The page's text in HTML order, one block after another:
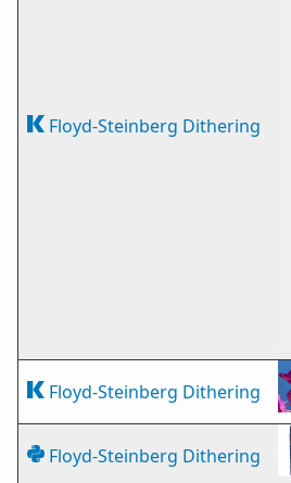
Floyd-Steinberg Dithering
Floyd-Steinberg Dithering
Floyd-Steinberg Dithering